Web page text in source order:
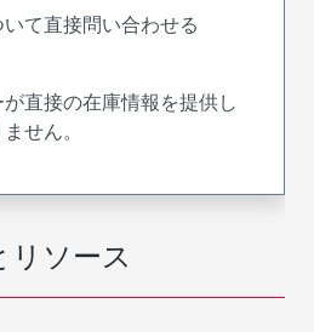
リソース
て直接問い合わせる
直接の在庫情報を提供し
せん。